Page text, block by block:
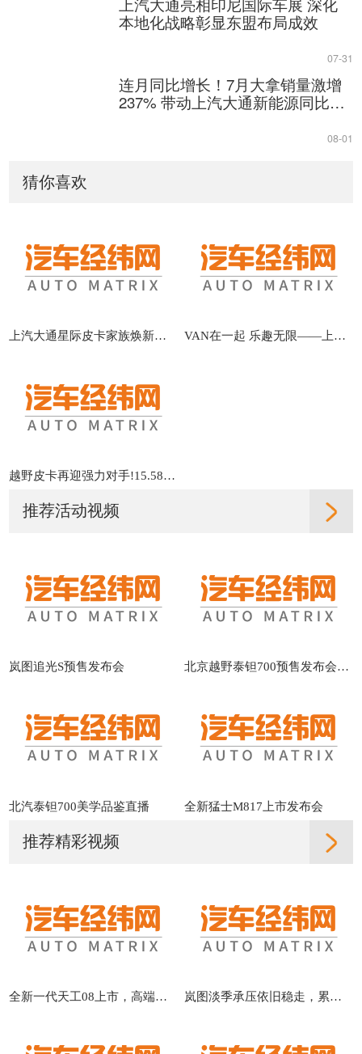
本地化战略彰显东盟布局成效
07-31
连月同比增长！7月大拿销量激增
237% 带动上汽大通新能源同比增
08-01
猜你喜欢
上汽大通星际皮卡家族焕新发布 VAN在一起 乐趣无限——上汽大通新途远界发布会
越野皮卡再迎强力对手!15.58万元起 上汽大通星际X上市!
推荐活动视频
岚图追光S预售发布会 北京越野泰钽700预售发布会直播
北汽泰钽700美学品鉴直播 全新猛士M817上市发布会
推荐精彩视频
全新一代天工08上市，高端配置大众化，重新定义性价比 岚图淡季承压依旧稳走，累计交付同比增31%